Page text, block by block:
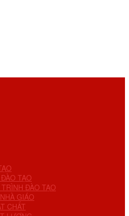
TẠO
ĐÀO TẠO
GIÁO
CHẤT